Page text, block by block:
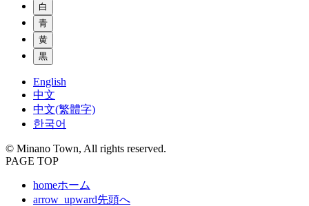
白
青
黄
黒
English
中文
中文(繁體字)
한국어
© Minano Town, All rights reserved.
PAGE TOP
homeホーム
arrow_upward先頭へ